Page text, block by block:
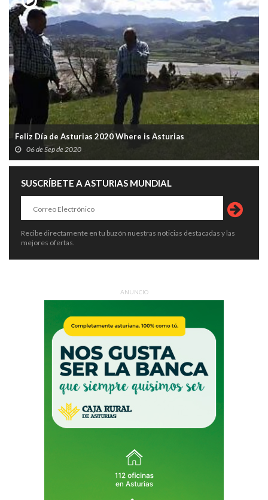
Feliz Día de Asturias 2020 Where is Asturias
06 de Sep de 2020
SUSCRÍBETE A ASTURIAS MUNDIAL
Recibe directamente en tu buzón nuestras noticias destacadas y las
mejores ofertas.
ANUNCIO